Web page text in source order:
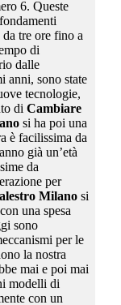
6. Queste
tre ore fino a
di
dalle
anni, sono state
tecnologie,
di Cambiare
si ha poi una
è facilissima da
già un’età
da
per
Milanosi
una spesa
sono
per le
la nostra
mai e poi mai
modelli di
con un